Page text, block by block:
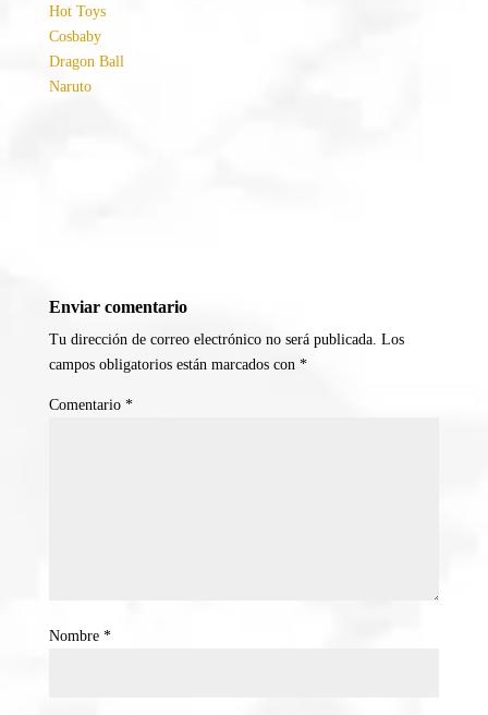
Hot Toys
Cosbaby
Dragon Ball
Naruto
Enviar comentario
Tu dirección de correo electrónico no será publicada. Los
campos obligatorios están marcados con *
Comentario *
Nombre *